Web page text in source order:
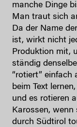
manche Dinge
Man traut sich
Da der Name
ist, wirkt nicht
Produktion mit,
ständig
“rotiert” einfach
beim Text
und es rotieren
Karossen, wenn
durch Südtirol